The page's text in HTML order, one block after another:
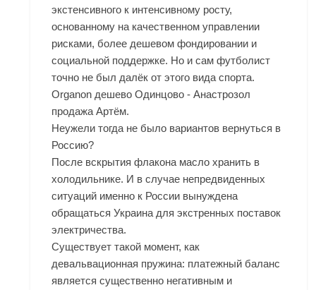
экстенсивного к интенсивному росту,
основанному на качественном управлении
рисками, более дешевом фондировании и
социальной поддержке. Но и сам футболист
точно не был далёк от этого вида спорта.
Organon дешево Одинцово - Анастрозол
продажа Артём.
Неужели тогда не было вариантов вернуться в
Россию?
После вскрытия флакона масло хранить в
холодильнике. И в случае непредвиденных
ситуаций именно к России вынуждена
обращаться Украина для экстренных поставок
электричества.
Существует такой момент, как
девальвационная пружина: платежный баланс
является существенно негативным и